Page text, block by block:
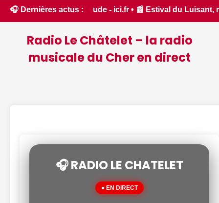
🎧 Dernières actus :
l'Aude - ici.fr • 📰 Estival du Luisant, rendez-
Radio Le Châtelet – la radio
musicale du Cher en direct
🎧 RADIO LE CHATELET
● EN DIRECT